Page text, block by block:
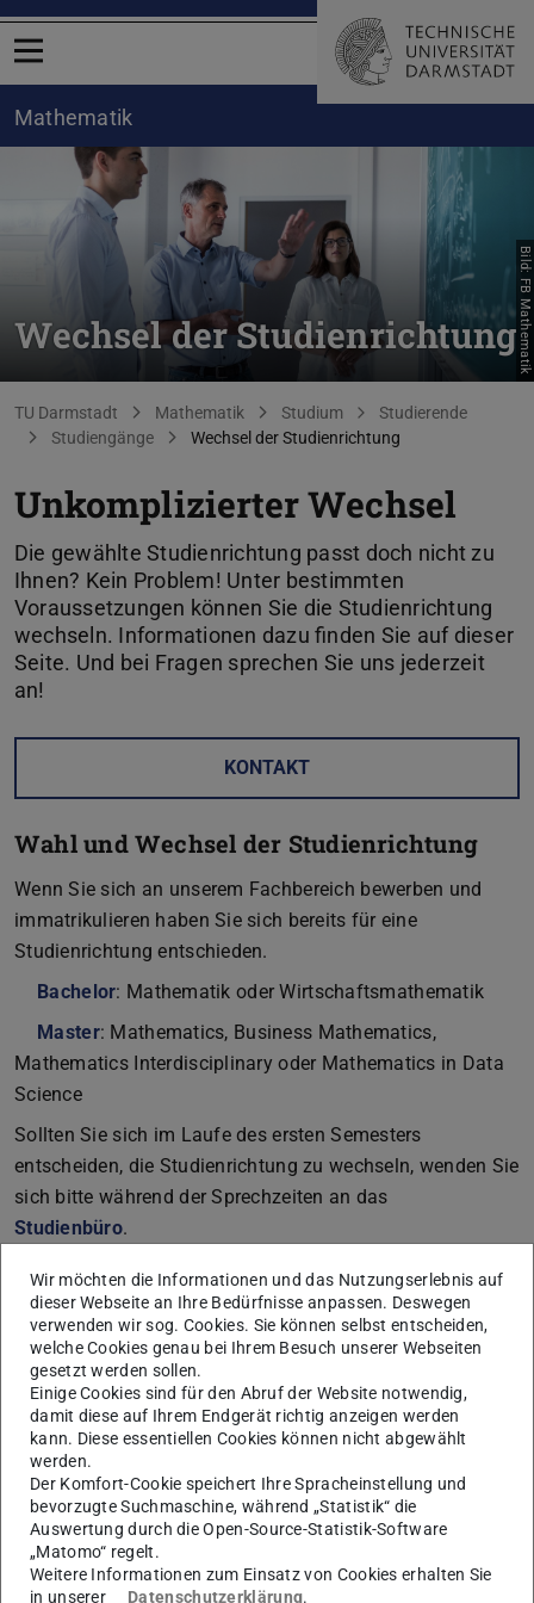
Menü öffnen
Mathematik
Wechsel der StudienrichtungBild: FB Mathematik
Sie befinden sich hier:
TU Darmstadt Mathematik Studium
Studierende
Studiengänge
Wechsel der Studienrichtung
Unkomplizierter Wechsel
Die gewählte Studienrichtung passt doch nicht zu
Ihnen? Kein Problem! Unter bestimmten
Voraussetzungen können Sie die Studienrichtung
wechseln. Informationen dazu finden Sie auf dieser
Seite. Und bei Fragen sprechen Sie uns jederzeit
an!
KONTAKT
Wahl und Wechsel der Studienrichtung
Wenn Sie sich an unserem Fachbereich bewerben und
immatrikulieren haben Sie sich bereits für eine
Studienrichtung entschieden.
Bachelor: Mathematik oder Wirtschaftsmathematik
Master: Mathematics, Business Mathematics,
Mathematics Interdisciplinary oder Mathematics in Data
Science
Sollten Sie sich im Laufe des ersten Semesters
entscheiden, die Studienrichtung zu wechseln, wenden Sie
sich bitte während der Sprechzeiten an das
Studienbüro.
In anderen Fällen oder zur Beratung wenden Sie sich bitte
an die
Studienkoordinatorin.
Sollten Sie bereits Prüfungsleistungen erbracht haben, die
Sie nach dem Wechsel nicht in Ihren Abschluss
einbringen können, so ist ein Wechsel grundsätzlich nur
einmalig möglich.
Sofern Sie noch in der alten PO 2018 eingeschrieben
sind, geht ein Wechsel der Studienrichtung immer mit
dem Wechsel in die neue PO 2024 einher!
Wir möchten die Informationen und das Nutzungserlebnis auf
dieser Webseite an Ihre Bedürfnisse anpassen. Deswegen
verwenden wir sog. Cookies. Sie können selbst entscheiden,
welche Cookies genau bei Ihrem Besuch unserer Webseiten
gesetzt werden sollen.
Einige Cookies sind für den Abruf der Website notwendig,
damit diese auf Ihrem Endgerät richtig anzeigen werden
kann. Diese essentiellen Cookies können nicht abgewählt
werden.
Der Komfort-Cookie speichert Ihre Spracheinstellung und
bevorzugte Suchmaschine, während „Statistik“ die
Auswertung durch die Open-Source-Statistik-Software
„Matomo“ regelt.
Weitere Informationen zum Einsatz von Cookies erhalten Sie
in unserer
Datenschutzerklärung.